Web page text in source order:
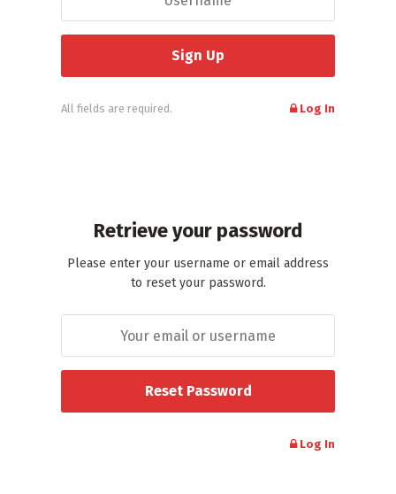
All fields are required. Log In
Retrieve your password
Please enter your username or email address
to reset your password.
Log In